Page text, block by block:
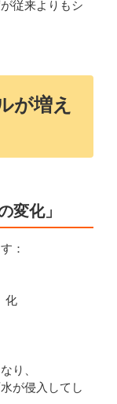
従来よりもシ
が増え
変化」
：
化
り、
が侵入してし